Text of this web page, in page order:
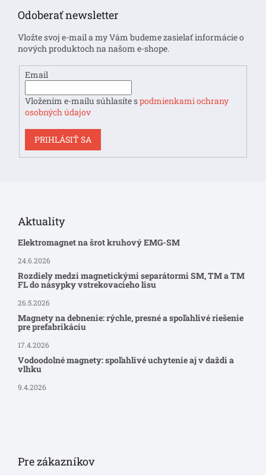
Odoberať newsletter
Vložte svoj e-mail a my Vám budeme zasielať informácie o
nových produktoch na našom e-shope.
Email
Vložením e-mailu súhlasíte spodmienkami ochrany
osobných údajov
PRIHLÁSIŤ SA
Aktuality
Elektromagnet na šrot kruhový EMG-SM
24.6.2026
Rozdiely medzi magnetickými separátormi SM, TM a TM
FL do násypky vstrekovacieho lisu
26.5.2026
Magnety na debnenie: rýchle, presné a spoľahlivé riešenie
pre prefabrikáciu
17.4.2026
Vodoodolné magnety: spoľahlivé uchytenie aj v daždi a
vlhku
9.4.2026
Pre zákazníkov